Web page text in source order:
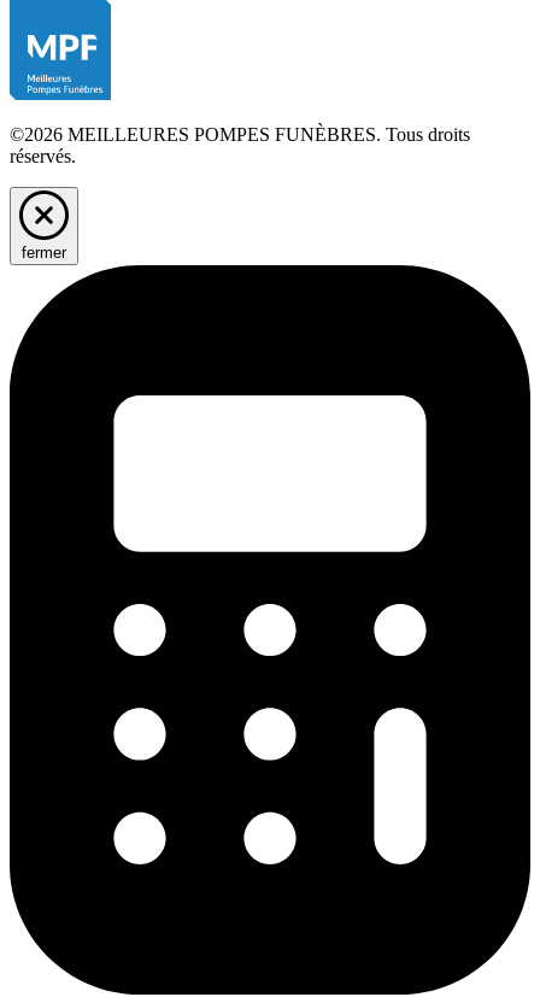
©2026 MEILLEURES POMPES FUNÈBRES. Tous droits
réservés.
fermer